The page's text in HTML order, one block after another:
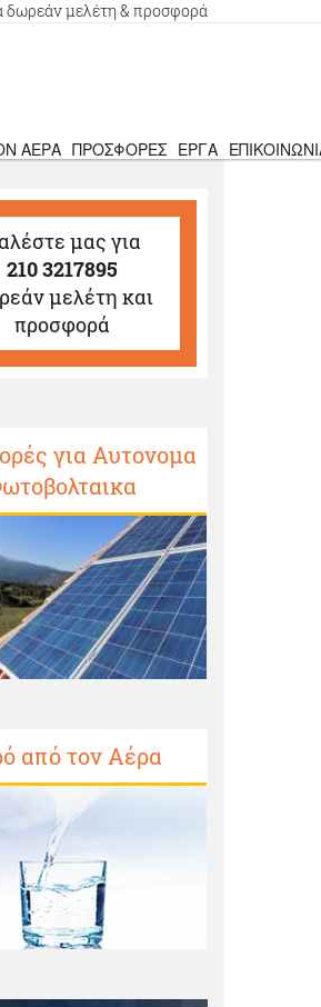
δωρεάν μελέτη & προσφορά
ΑΈΡΑ ΠΡΟΣΦΟΡΈΣ ΈΡΓΑ
μας
210 3217895
για
μελέτη και
προσφορά
για Αυτονομα
από τον Αέρα